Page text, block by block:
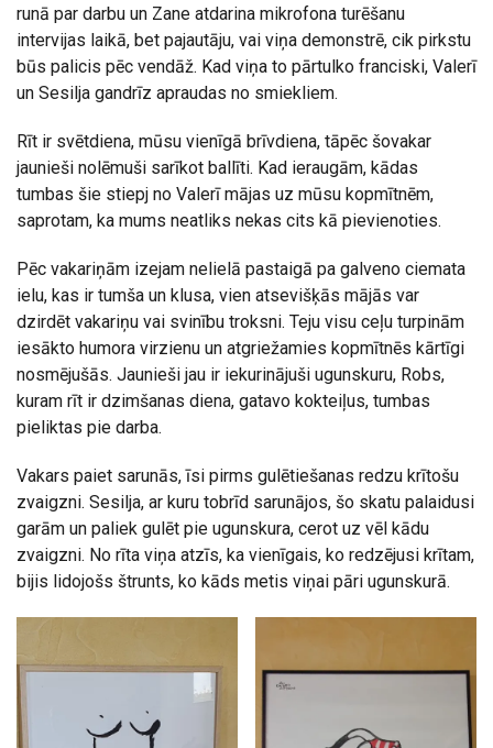
runā par darbu un Zane atdarina mikrofona turēšanu
intervijas laikā, bet pajautāju, vai viņa demonstrē, cik pirkstu
būs palicis pēc vendāž. Kad viņa to pārtulko franciski, Valerī
un Sesilja gandrīz apraudas no smiekliem.
Rīt ir svētdiena, mūsu vienīgā brīvdiena, tāpēc šovakar
jaunieši nolēmuši sarīkot ballīti. Kad ieraugām, kādas
tumbas šie stiepj no Valerī mājas uz mūsu kopmītnēm,
saprotam, ka mums neatliks nekas cits kā pievienoties.
Pēc vakariņām izejam nelielā pastaigā pa galveno ciemata
ielu, kas ir tumša un klusa, vien atsevišķās mājās var
dzirdēt vakariņu vai svinību troksni. Teju visu ceļu turpinām
iesākto humora virzienu un atgriežamies kopmītnēs kārtīgi
nosmējušās. Jaunieši jau ir iekurinājuši ugunskuru, Robs,
kuram rīt ir dzimšanas diena, gatavo kokteiļus, tumbas
pieliktas pie darba.
Vakars paiet sarunās, īsi pirms gulētiešanas redzu krītošu
zvaigzni. Sesilja, ar kuru tobrīd sarunājos, šo skatu palaidusi
garām un paliek gulēt pie ugunskura, cerot uz vēl kādu
zvaigzni. No rīta viņa atzīs, ka vienīgais, ko redzējusi krītam,
bijis lidojošs štrunts, ko kāds metis viņai pāri ugunskurā.